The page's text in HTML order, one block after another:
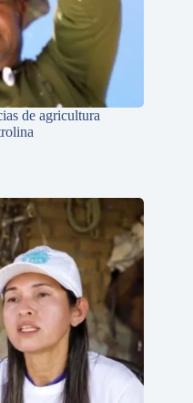
de agricultura